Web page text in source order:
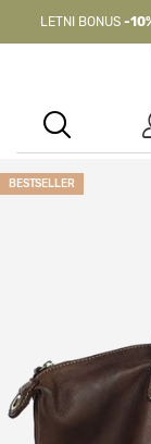
LETNI BONUS -
BESTSELLER